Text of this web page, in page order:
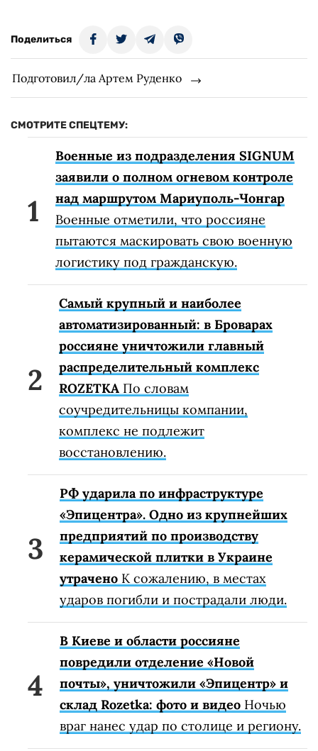
Поделиться
Подготовил/ла Артем Руденко
СМОТРИТЕ СПЕЦТЕМУ:
Военные из подразделения SIGNUM
заявили о полном огневом контроле
над маршрутом Мариуполь-Чонгар
Военные отметили, что россияне
пытаются маскировать свою военную
логистику под гражданскую.
Самый крупный и наиболее
автоматизированный: в Броварах
россияне уничтожили главный
распределительный комплекс
ROZETKA По словам
соучредительницы компании,
комплекс не подлежит
восстановлению.
РФ ударила по инфраструктуре
«Эпицентра». Одно из крупнейших
предприятий по производству
керамической плитки в Украине
утрачено К сожалению, в местах
ударов погибли и пострадали люди.
В Киеве и области россияне
повредили отделение «Новой
почты», уничтожили «Эпицентр» и
склад Rozetka: фото и видео Ночью
враг нанес удар по столице и региону.